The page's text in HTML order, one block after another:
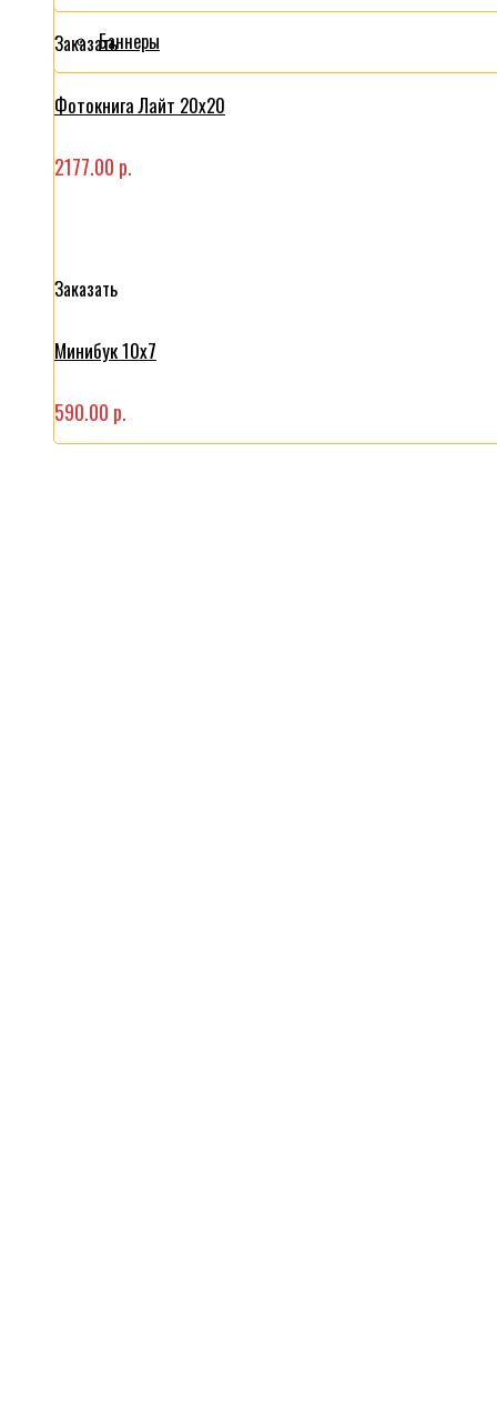
Заказать
Фотокнига Лайт 20x20
2177.00 р.
Заказать
Минибук 10х7
590.00 р.
Баннеры